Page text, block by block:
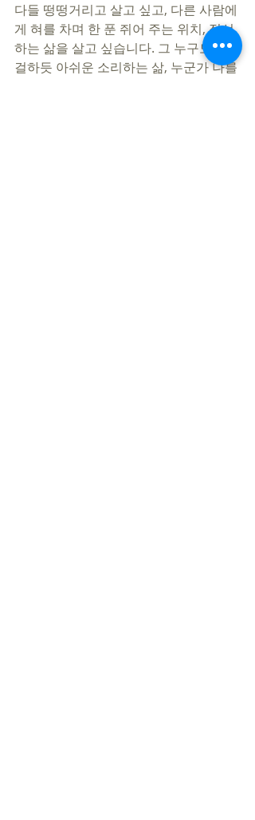
다들 떵떵거리고 살고 싶고, 다른 사람에
게 혀를 차며 한 푼 쥐어 주는 위치, 적선
하는 삶을 살고 싶습니다. 그 누구도 ‘구
걸하듯 아쉬운 소리하는 삶, 누군가 나를